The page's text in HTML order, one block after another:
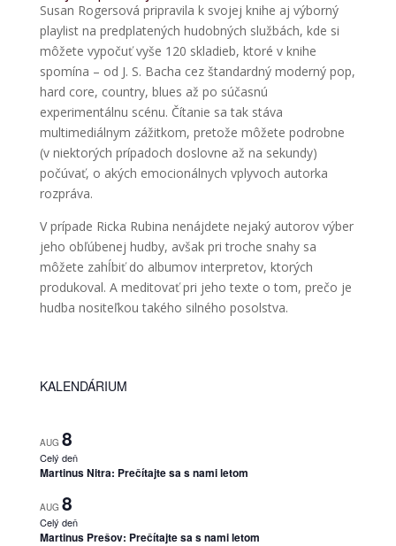
Susan Rogersová pripravila k svojej knihe aj výborný
playlist na predplatených hudobných službách, kde si
môžete vypočuť vyše 120 skladieb, ktoré v knihe
spomína – od J. S. Bacha cez štandardný moderný pop,
hard core, country, blues až po súčasnú
experimentálnu scénu. Čítanie sa tak stáva
multimediálnym zážitkom, pretože môžete podrobne
(v niektorých prípadoch doslovne až na sekundy)
počúvať, o akých emocionálnych vplyvoch autorka
rozpráva.
V prípade Ricka Rubina nenájdete nejaký autorov výber
jeho obľúbenej hudby, avšak pri troche snahy sa
môžete zahĺbiť do albumov interpretov, ktorých
produkoval. A meditovať pri jeho texte o tom, prečo je
hudba nositeľkou takého silného posolstva.
KALENDÁRIUM
AUG 8
Celý deň
Martinus Nitra: Prečítajte sa s nami letom
AUG 8
Celý deň
Martinus Prešov: Prečítajte sa s nami letom